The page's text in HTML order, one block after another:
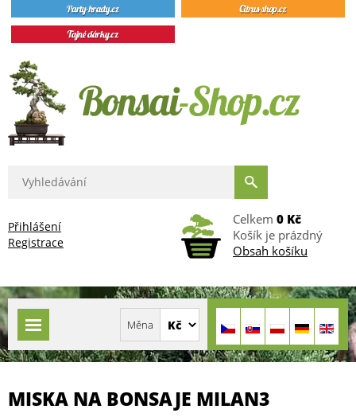
Přihlášení
Registrace
Celkem 0 Kč
Košík je prázdný
Obsah košíku
MISKA NA BONSAJE MILAN3